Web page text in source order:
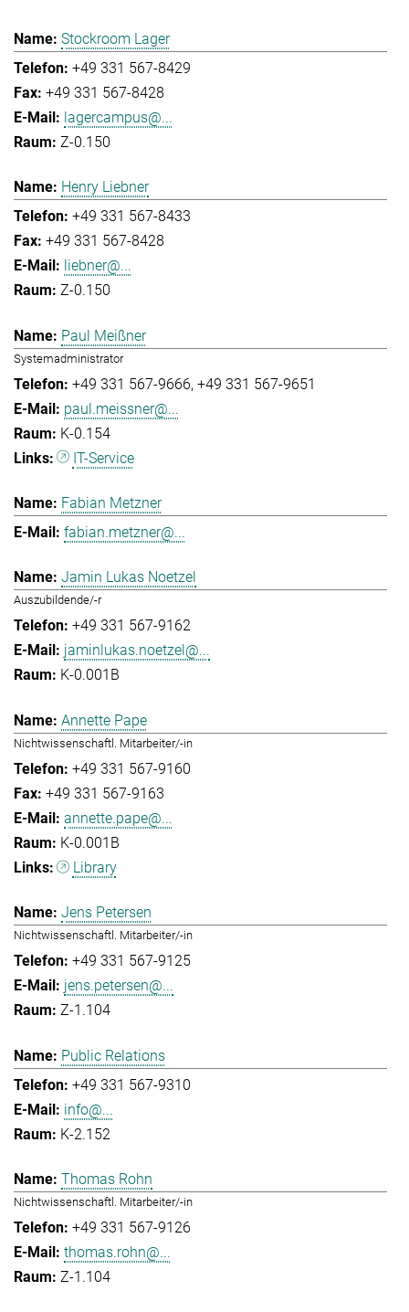
Stockroom Lager
+49 331 567-8429
+49 331 567-8428
lagercampus@...
Z-0.150
Henry Liebner
+49 331 567-8433
+49 331 567-8428
liebner@...
Z-0.150
Paul Meißner
Systemadministrator
+49 331 567-9666 +49 331 567-9651
paul.meissner@...
K-0.154
IT-Service
Fabian Metzner
fabian.metzner@...
Jamin Lukas Noetzel
Auszubildende/-r
+49 331 567-9162
jaminlukas.noetzel@...
K-0.001B
Annette Pape
Nichtwissenschaftl. Mitarbeiter/-in
+49 331 567-9160
+49 331 567-9163
annette.pape@...
K-0.001B
Library
Jens Petersen
Nichtwissenschaftl. Mitarbeiter/-in
+49 331 567-9125
jens.petersen@...
Z-1.104
Public Relations
+49 331 567-9310
info@...
K-2.152
Thomas Rohn
Nichtwissenschaftl. Mitarbeiter/-in
+49 331 567-9126
thomas.rohn@...
Z-1.104